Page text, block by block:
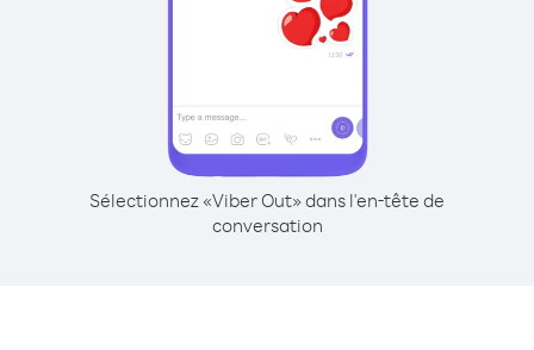
Sélectionnez «Viber Out» dans l'en-tête de
conversation